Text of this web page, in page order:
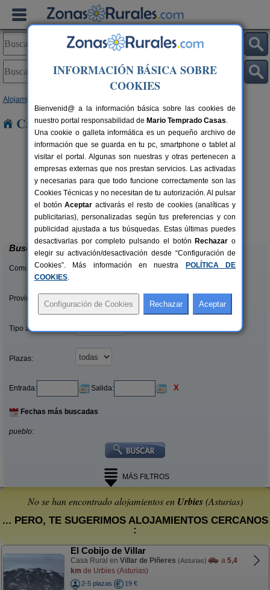
Alojamientos
Casas Rurales cerca de Urbies
6 pers.
desde19 €
El Pajar de Pumarega
Castropol (Asturias)
Buscar
Comunidades:
Provincias/Islas:
Tipo alquiler:
Plazas:
Entrada: Salida: X
Fechas más buscadas
pueblo:
MÁS FILTROS
No se han encontrado alojamientos en Urbies(Asturias)
... PERO, TE SUGERIMOS ALOJAMIENTOS CERCANOS
:
El Cobijo de Villar
Casa Rural en Villar de Piñeres (Asturias) a 5,4
km de Urbies (Asturias)
2-5 plazas
19 €
INFORMACIÓN BÁSICA SOBRE
COOKIES
Bienvenid@ a la información básica sobre las cookies de
nuestro portal responsabilidad de Mario Temprado Casas.
Una cookie o galleta informática es un pequeño archivo de
información que se guarda en tu pc, smartphone o tablet al
visitar el portal. Algunas son nuestras y otras pertenecen a
empresas externas que nos prestan servicios. Las activadas
y necesarias para que todo funcione correctamente son las
Cookies Técnicas y no necesitan de tu autorización. Al pulsar
el botónAceptar activarás el resto de cookies (analíticas y
publicitarias), personalizadas según tus preferencias y con
publicidad ajustada a tus búsquedas. Estas últimas puedes
desactivarlas por completo pulsando el botón Rechazar o
elegir su activación/desactivación desde “Configuración de
Cookies”. Más información en nuestra
POLÍTICA DE
COOKIES.